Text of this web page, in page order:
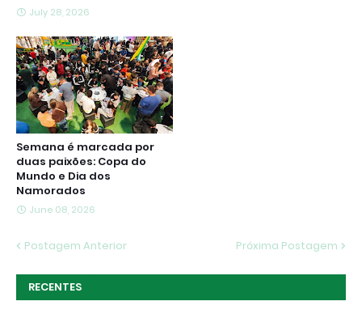
July 28, 2026
Semana é marcada por
duas paixões: Copa do
Mundo e Dia dos
Namorados
June 08, 2026
Postagem Anterior Próxima Postagem
RECENTES